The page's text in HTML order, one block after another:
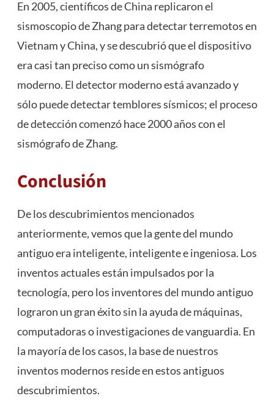
En 2005, científicos de China replicaron el
sismoscopio de Zhang para detectar terremotos en
Vietnam y China, y se descubrió que el dispositivo
era casi tan preciso como un sismógrafo
moderno. El detector moderno está avanzado y
sólo puede detectar temblores sísmicos; el proceso
de detección comenzó hace 2000 años con el
sismógrafo de Zhang.
Conclusión
De los descubrimientos mencionados
anteriormente, vemos que la gente del mundo
antiguo era inteligente, inteligente e ingeniosa. Los
inventos actuales están impulsados ​​por la
tecnología, pero los inventores del mundo antiguo
lograron un gran éxito sin la ayuda de máquinas,
computadoras o investigaciones de vanguardia. En
la mayoría de los casos, la base de nuestros
inventos modernos reside en estos antiguos
descubrimientos.